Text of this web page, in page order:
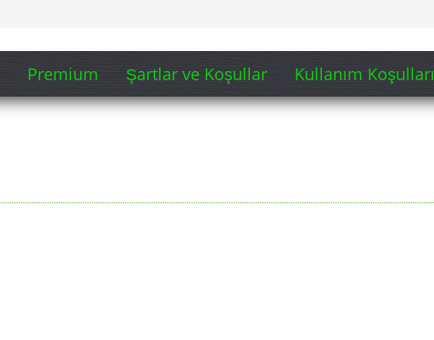
Premium Şartlar ve Koşullar Kullanım Koşulları